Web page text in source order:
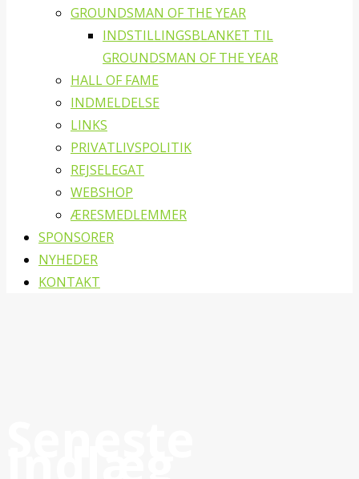
GROUNDSMAN OF THE YEAR
INDSTILLINGSBLANKET TIL
GROUNDSMAN OF THE YEAR
HALL OF FAME
INDMELDELSE
LINKS
PRIVATLIVSPOLITIK
REJSELEGAT
WEBSHOP
ÆRESMEDLEMMER
SPONSORER
NYHEDER
KONTAKT